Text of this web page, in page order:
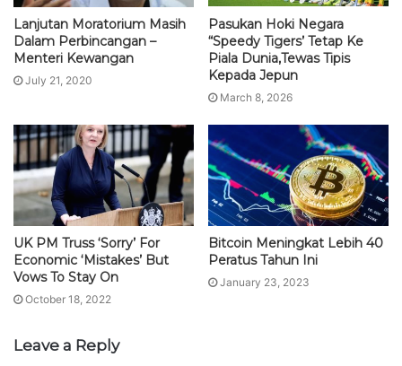
Lanjutan Moratorium Masih
Dalam Perbincangan –
Menteri Kewangan
July 21, 2020
Pasukan Hoki Negara
“Speedy Tigers’ Tetap Ke
Piala Dunia,Tewas Tipis
Kepada Jepun
March 8, 2026
UK PM Truss ‘Sorry’ For
Economic ‘Mistakes’ But
Vows To Stay On
October 18, 2022
Bitcoin Meningkat Lebih 40
Peratus Tahun Ini
January 23, 2023
Leave a Reply